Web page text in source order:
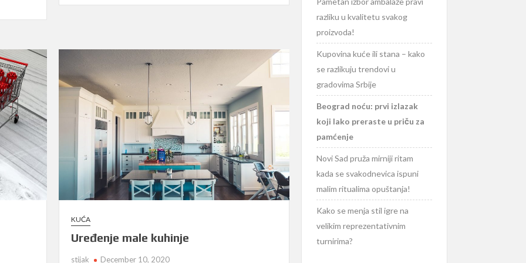
vašeg
KUĆA
Uređenje male kuhinje
stijak December 10, 2020
razliku u kvalitetu svakog
proizvoda!
Kupovina kuće ili stana – kako
se razlikuju trendovi u
gradovima Srbije
Beograd noću: prvi izlazak
koji lako preraste u priču za
pamćenje
Novi Sad pruža mirniji ritam
kada se svakodnevica ispuni
malim ritualima opuštanja!
Kako se menja stil igre na
velikim reprezentativnim
turnirima?